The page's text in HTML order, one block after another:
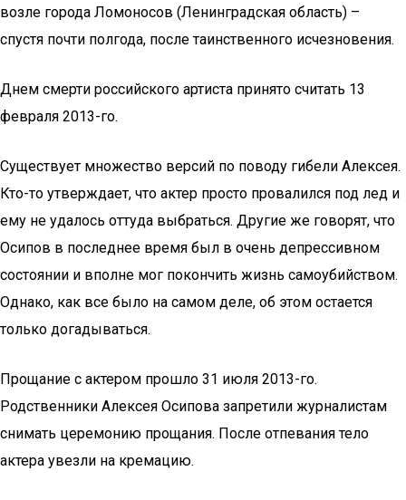
возле города Ломоносов (Ленинградская область) –
спустя почти полгода, после таинственного исчезновения.
Днем смерти российского артиста принято считать 13
февраля 2013-го.
Существует множество версий по поводу гибели Алексея.
Кто-то утверждает, что актер просто провалился под лед и
ему не удалось оттуда выбраться. Другие же говорят, что
Осипов в последнее время был в очень депрессивном
состоянии и вполне мог покончить жизнь самоубийством.
Однако, как все было на самом деле, об этом остается
только догадываться.
Прощание с актером прошло 31 июля 2013-го.
Родственники Алексея Осипова запретили журналистам
снимать церемонию прощания. После отпевания тело
актера увезли на кремацию.